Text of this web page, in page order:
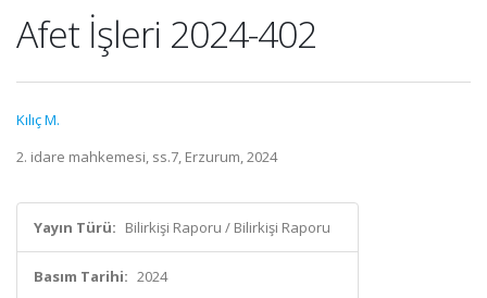
Afet İşleri 2024-402
Kılıç M.
2. idare mahkemesi, ss.7, Erzurum, 2024
Yayın Türü: Bilirkişi Raporu / Bilirkişi Raporu
Basım Tarihi: 2024